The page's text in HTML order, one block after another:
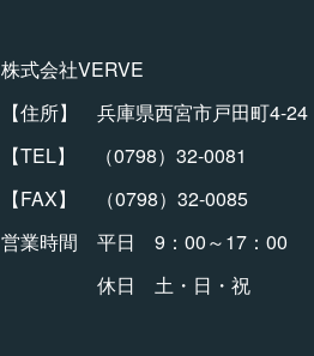
株式会社VERVE
【住所】 兵庫県西宮市戸田町4-
【TEL】 （0798）32-0081
【FAX】 （0798）32-0085
営業時間 平日 9：00～17：00
休日 土・日・祝